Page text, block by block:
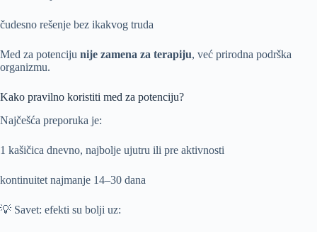
čudesno rešenje bez ikakvog truda
Med za potenciju nije zamena za terapiju, već prirodna podrška
organizmu.
Kako pravilno koristiti med za potenciju?
Najčešća preporuka je:
1 kašičica dnevno, najbolje ujutru ili pre aktivnosti
kontinuitet najmanje 14–30 dana
💡 Savet: efekti su bolji uz: